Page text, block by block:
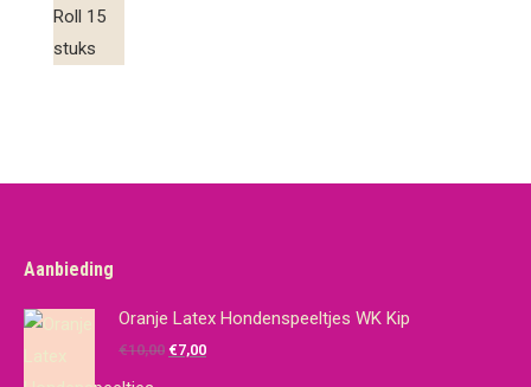
Aanbieding
Oranje Latex Hondenspeeltjes WK Kip
€10,00 Oorspronkelijke
€7,00Huidige